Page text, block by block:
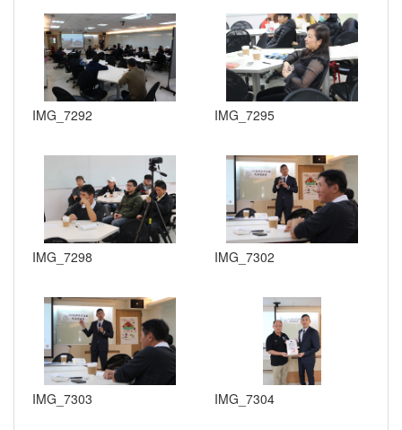
IMG_7292 IMG_7295
IMG_7298 IMG_7302
IMG_7303 IMG_7304